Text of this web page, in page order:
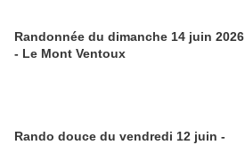
Randonnée du dimanche 14 juin 2026
- Le Mont Ventoux
Rando douce du vendredi 12 juin -